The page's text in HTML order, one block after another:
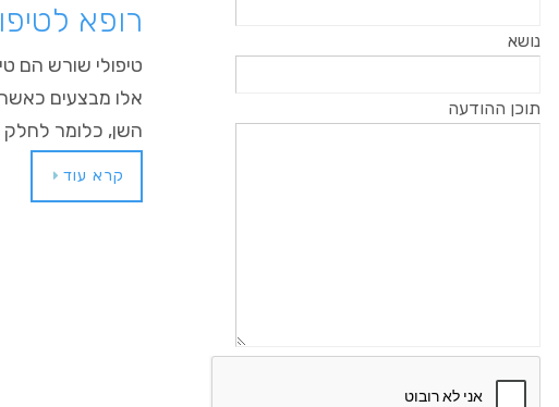
רופא
טיפולי שורש הם
אלו מבצעים
השן, כלומר
קרא עוד
נושא
תוכן ההודעה